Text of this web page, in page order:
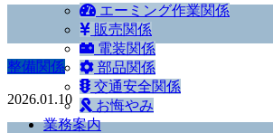
エーミング作業関係
販売関係
電装関係
部品関係
交通安全関係
お悔やみ
業務案内
整備関係
2026.01.10